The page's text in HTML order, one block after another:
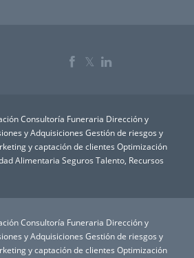
𝕏
Consultoría Funeraria Dirección y
y Adquisiciones Gestión de riesgos y
y captación de clientes Optimización
Alimentaria Seguros Talento, Recursos
Consultoría Funeraria Dirección y
y Adquisiciones Gestión de riesgos y
y captación de clientes Optimización